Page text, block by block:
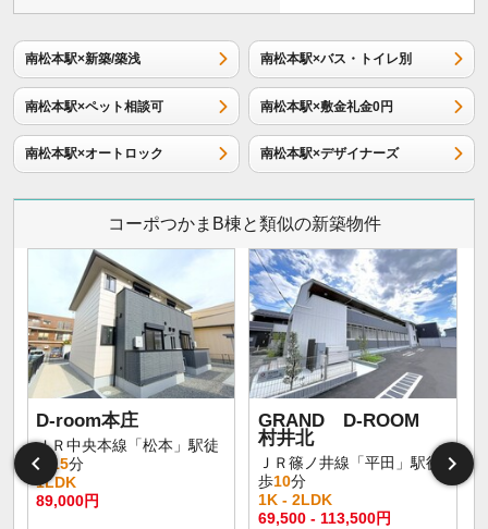
南松本駅×新築/築浅 南松本駅×バス・トイレ別
南松本駅×ペット相談可 南松本駅×敷金礼金0円
南松本駅×オートロック 南松本駅×デザイナーズ
コーポつかまB棟と類似の新築物件
D-room本庄
ＪＲ中央本線「松本」駅徒
歩
15分
1LDK
89,000円
GRAND D-ROOM
村井北
ＪＲ篠ノ井線「平田」駅徒
歩10分
1K - 2LDK
69,500 - 113,500円